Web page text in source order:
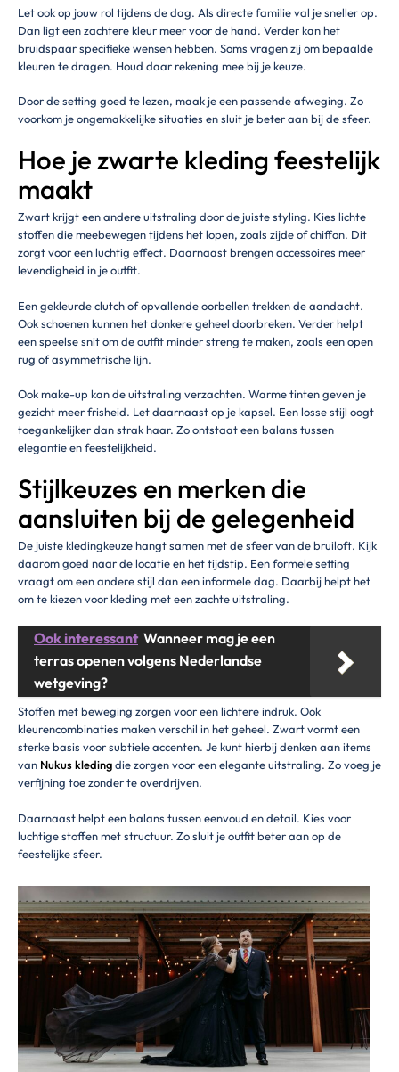
Let ook op jouw rol tijdens de dag. Als directe familie val je sneller op.
Dan ligt een zachtere kleur meer voor de hand. Verder kan het
bruidspaar specifieke wensen hebben. Soms vragen zij om bepaalde
kleuren te dragen. Houd daar rekening mee bij je keuze.
Door de setting goed te lezen, maak je een passende afweging. Zo
voorkom je ongemakkelijke situaties en sluit je beter aan bij de sfeer.
Hoe je zwarte kleding feestelijk
maakt
Zwart krijgt een andere uitstraling door de juiste styling. Kies lichte
stoffen die meebewegen tijdens het lopen, zoals zijde of chiffon. Dit
zorgt voor een luchtig effect. Daarnaast brengen accessoires meer
levendigheid in je outfit.
Een gekleurde clutch of opvallende oorbellen trekken de aandacht.
Ook schoenen kunnen het donkere geheel doorbreken. Verder helpt
een speelse snit om de outfit minder streng te maken, zoals een open
rug of asymmetrische lijn.
Ook make-up kan de uitstraling verzachten. Warme tinten geven je
gezicht meer frisheid. Let daarnaast op je kapsel. Een losse stijl oogt
toegankelijker dan strak haar. Zo ontstaat een balans tussen
elegantie en feestelijkheid.
Stijlkeuzes en merken die
aansluiten bij de gelegenheid
De juiste kledingkeuze hangt samen met de sfeer van de bruiloft. Kijk
daarom goed naar de locatie en het tijdstip. Een formele setting
vraagt om een andere stijl dan een informele dag. Daarbij helpt het
om te kiezen voor kleding met een zachte uitstraling.
Ook interessant Wanneer mag je een
terras openen volgens Nederlandse
wetgeving?
Stoffen met beweging zorgen voor een lichtere indruk. Ook
kleurencombinaties maken verschil in het geheel. Zwart vormt een
sterke basis voor subtiele accenten. Je kunt hierbij denken aan items
van Nukus kledingdie zorgen voor een elegante uitstraling. Zo voeg je
verfijning toe zonder te overdrijven.
Daarnaast helpt een balans tussen eenvoud en detail. Kies voor
luchtige stoffen met structuur. Zo sluit je outfit beter aan op de
feestelijke sfeer.